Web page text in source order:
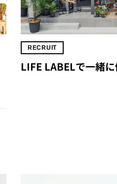
RECRUIT
LIFE LABELで一緒